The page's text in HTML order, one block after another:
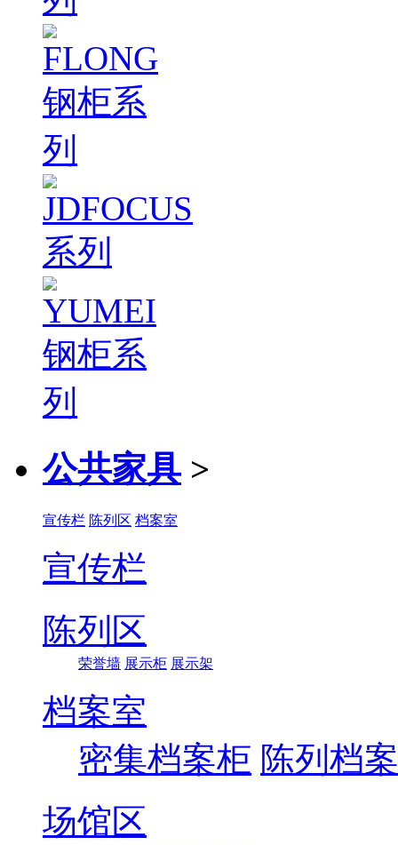
公共家具 >
宣传栏 陈列区 档案室
宣传栏
陈列区
荣誉墙 展示柜 展示架
档案室
密集档案柜 陈列档
场馆区